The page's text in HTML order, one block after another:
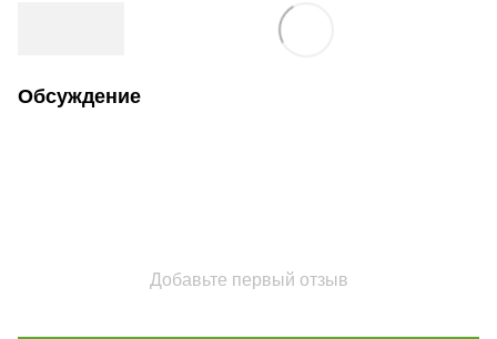
Обсуждение
Добавьте первый отзыв